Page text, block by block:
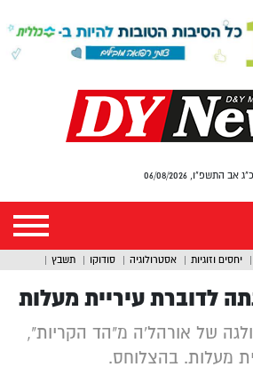
כ"ג אב התשפ"ו, 06/08/2026
יחסים וזוגיות אסטרולוגיה סודוקו תשבץ
לדוברת עיריית מעלות
של אורהל'ה מ"הד הקריות",
מעלות. בהצלוחס.